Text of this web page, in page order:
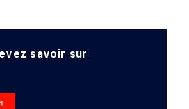
savoir sur